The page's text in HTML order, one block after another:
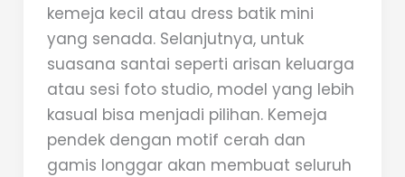
kemeja kecil atau dress batik mini
yang senada. Selanjutnya, untuk
suasana santai seperti arisan keluarga
atau sesi foto studio, model yang lebih
kasual bisa menjadi pilihan. Kemeja
pendek dengan motif cerah dan
gamis longgar akan membuat seluruh